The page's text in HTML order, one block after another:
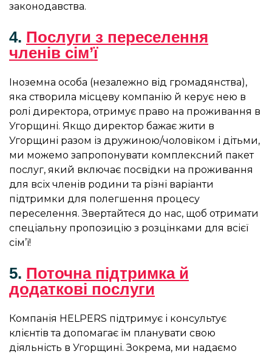
законодавства.
4. Послуги з переселення
членів сім’ї
Іноземна особа (незалежно від громадянства),
яка створила місцеву компанію й керує нею в
ролі директора, отримує право на проживання в
Угорщині. Якщо директор бажає жити в
Угорщині разом із дружиною/чоловіком і дітьми,
ми можемо запропонувати комплексний пакет
послуг, який включає посвідки на проживання
для всіх членів родини та різні варіанти
підтримки для полегшення процесу
переселення. Звертайтеся до нас, щоб отримати
спеціальну пропозицію з розцінками для всієї
сім’ї!
5. Поточна підтримка й
додаткові послуги
Компанія HELPERS підтримує і консультує
клієнтів та допомагає їм планувати свою
діяльність в Угорщині. Зокрема, ми надаємо